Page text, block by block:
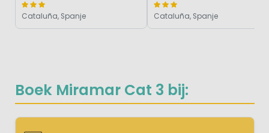
Boek Miramar Cat 3 bij:
Cataluña, Spanje Cataluña, Spanje